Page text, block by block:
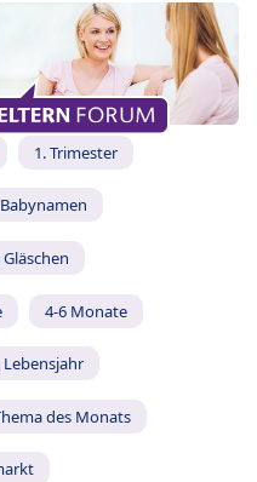
1. Trimester
Babynamen
4-6 Monate
des Monats